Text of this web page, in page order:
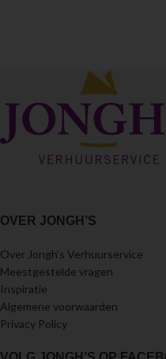
OVER JONGH’S
Over Jongh’s Verhuurservice
Meestgestelde vragen
Inspiratie
Algemene voorwaarden
Privacy Policy